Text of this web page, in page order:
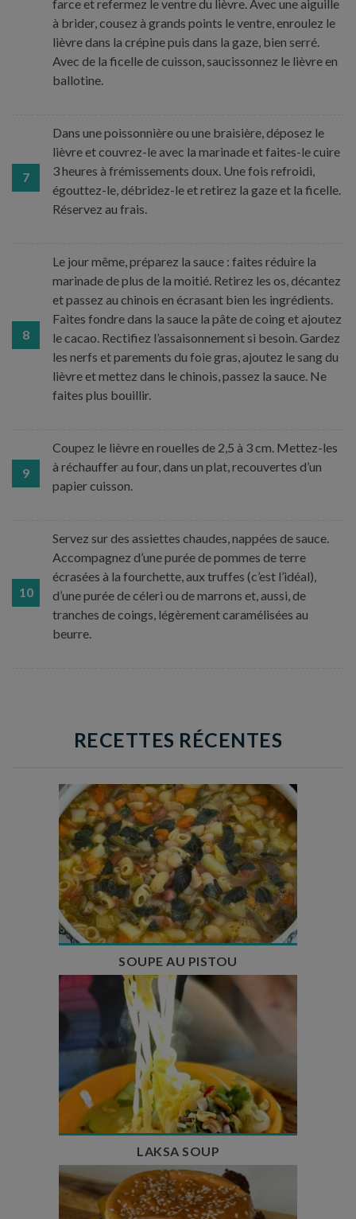
farce et refermez le ventre du lièvre. Avec une aiguille
à brider, cousez à grands points le ventre, enroulez le
lièvre dans la crépine puis dans la gaze, bien serré.
Avec de la ficelle de cuisson, saucissonnez le lièvre en
ballotine.
7
Dans une poissonnière ou une braisière, déposez le
lièvre et couvrez-le avec la marinade et faites-le cuire
3 heures à frémissements doux. Une fois refroidi,
égouttez-le, débridez-le et retirez la gaze et la ficelle.
Réservez au frais.
8
Le jour même, préparez la sauce : faites réduire la
marinade de plus de la moitié. Retirez les os, décantez
et passez au chinois en écrasant bien les ingrédients.
Faites fondre dans la sauce la pâte de coing et ajoutez
le cacao. Rectifiez l’assaisonnement si besoin. Gardez
les nerfs et parements du foie gras, ajoutez le sang du
lièvre et mettez dans le chinois, passez la sauce. Ne
faites plus bouillir.
9
Coupez le lièvre en rouelles de 2,5 à 3 cm. Mettez-les
à réchauffer au four, dans un plat, recouvertes d’un
papier cuisson.
10
Servez sur des assiettes chaudes, nappées de sauce.
Accompagnez d’une purée de pommes de terre
écrasées à la fourchette, aux truffes (c’est l’idéal),
d’une purée de céleri ou de marrons et, aussi, de
tranches de coings, légèrement caramélisées au
beurre.
RECETTES RÉCENTES
Temps de préparation : 35 min
Temps de cuisson : 1h15
Nombre de couverts : 8
SOUPE AU PISTOU
Temps de préparation : 40 min
Temps de cuisson : 25 min
Nombre de couverts : 4
LAKSA SOUP